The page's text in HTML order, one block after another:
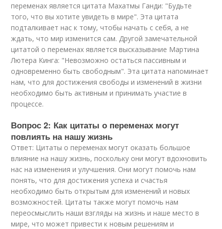
переменах является цитата Махатмы Ганди: "Будьте
того, что вы хотите увидеть в мире". Эта цитата
подталкивает нас к тому, чтобы начать с себя, а не
ждать, что мир изменится сам. Другой замечательной
цитатой о переменах является высказывание Мартина
Лютера Кинга: "Невозможно остаться пассивным и
одновременно быть свободным". Эта цитата напоминает
нам, что для достижения свободы и изменений в жизни
необходимо быть активным и принимать участие в
процессе.
Вопрос 2: Как цитаты о переменах могут
повлиять на нашу жизнь
Ответ: Цитаты о переменах могут оказать большое
влияние на нашу жизнь, поскольку они могут вдохновить
нас на изменения и улучшения. Они могут помочь нам
понять, что для достижения успеха и счастья
необходимо быть открытым для изменений и новых
возможностей. Цитаты также могут помочь нам
переосмыслить наши взгляды на жизнь и наше место в
мире, что может привести к новым решениям и